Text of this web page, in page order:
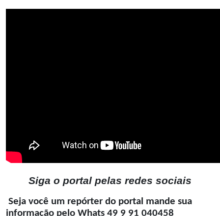
Siga o portal pelas redes sociais
Seja você um repórter do portal mande sua
informação pelo Whats 49 9 91 040458